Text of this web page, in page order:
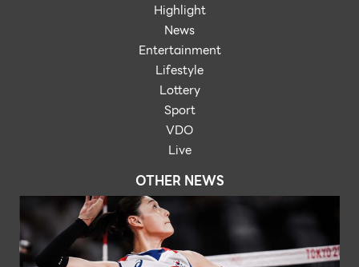
Highlight
News
Entertainment
Lifestyle
Lottery
Sport
VDO
Live
OTHER NEWS